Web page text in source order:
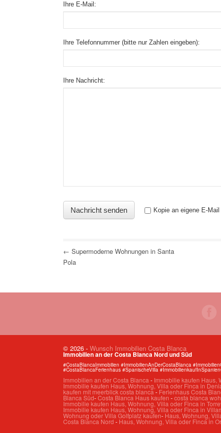
Ihre E-Mail:
Ihre Telefonnummer (bitte nur Zahlen eingeben):
Ihre Nachricht:
Kopie an eigene E-Mail
← Supermoderne Wohnungen in Santa
Pola
© 2026 - Wunsch Immobilien Costa Blanca
Immobilien an der Costa Blanca Nord und Süd
#CostaBlancaImmobilien #ImmobilienAnDerCostaBlanca
#CostaBlancaFerienhaus #SpanischeVilla
Immobilien an der Costa Blanca- Immobilie kaufen Haus,
Immobilie kaufen Haus, Wohnung, Villa oder Finca in
kaufen mit meerblick costa blanca- Ferienhaus Costa
Blanca Süd-Costa Blanca Haus kaufen -costa blanca
Immobilie kaufen Haus, Wohnung, Villa oder Finca in
Immobilie kaufen Haus, Wohnung, Villa oder Finca in
Wohnung oder Villa Golfplatz kaufen- Haus, Wohnung,
Costa Blanca Nord - Haus, Wohnung, Villa oder Finca in